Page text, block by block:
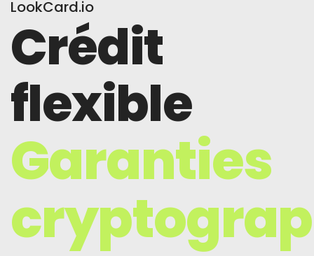
LookCard.io
Crédit
flexible
Garanties